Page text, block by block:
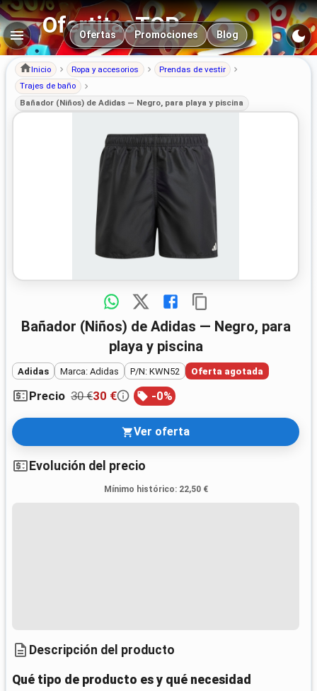
OfertitasTOP
Navegación principal
Ofertas Promociones Blog
Inicio Ropa y accesorios
Prendas de vestir
Trajes de baño
Bañador (Niños) de Adidas — Negro, para playa y piscina
Bañador (Niños) de Adidas — Negro, para
playa y piscina
Adidas Marca: Adidas P/N: KWN52 Oferta agotada
Precio 30 €30 € -0%
Ver oferta
Evolución del precio
Mínimo histórico: 22,50 €
Descripción del producto
Qué tipo de producto es y qué necesidad